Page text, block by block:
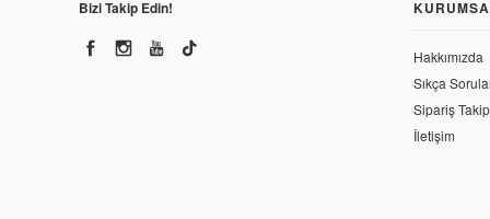
Bizi Takip Edin!
Hakkımızda
Sıkça
Sipariş Takip
İletişim